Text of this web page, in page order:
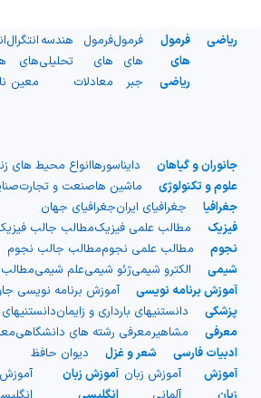
ریاضی
فرمول
های
ریاضی
فرمول
های
جبر
فرمول
های
معادلات
هندسه
تحلیلی
انتگرال
های
معین
جانوران و گیاهان دایناسورهاانواع محیط های
علوم و تکنولوژی
ماشین هاصنعت و تجارت
جغرافیا
جغرافیای ایرانجغرافیای جهان
فیزیک
مطالب علمی فیزیکمطالب جالب
نجوم
مطالب علمی نجوممطالب جالب نجوم
شیمی
الکترو شیمیژئو شیمیعلم شیمی
آموزش برنامه نویسی
آموزش برنامه نویسی
پزشکی
دانستنیهای بارداری و زایمان
معرفی
مشاهیرمعرفی رشته های دانشگاهی
ادبیات فارسی
شعر و غزل
دیوان حافظ
آموزش
آموزش زبان آموزش زبان